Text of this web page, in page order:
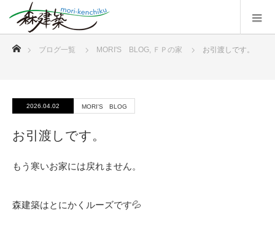
ブログ一覧 MORI'S BLOG, ＦＰの家 お引渡しです。
2026.04.02 MORI'S BLOG
お引渡しです。
もう寒いお家には戻れません。
森建築はとにかくルーズです💦